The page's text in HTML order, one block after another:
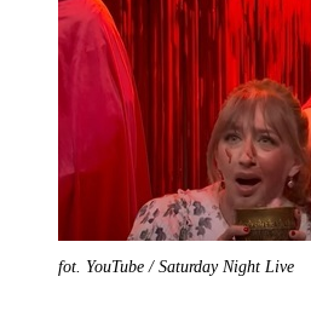
fot. YouTube / Saturday Night Live